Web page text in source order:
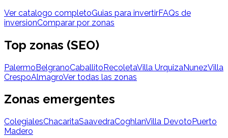
Ver catalogo completoGuias para invertirFAQs de
inversionComparar por zonas
Top zonas (SEO)
PalermoBelgranoCaballitoRecoletaVilla UrquizaNunezVilla
CrespoAlmagroVer todas las zonas
Zonas emergentes
ColegialesChacaritaSaavedraCoghlanVilla Devoto Puerto
Madero